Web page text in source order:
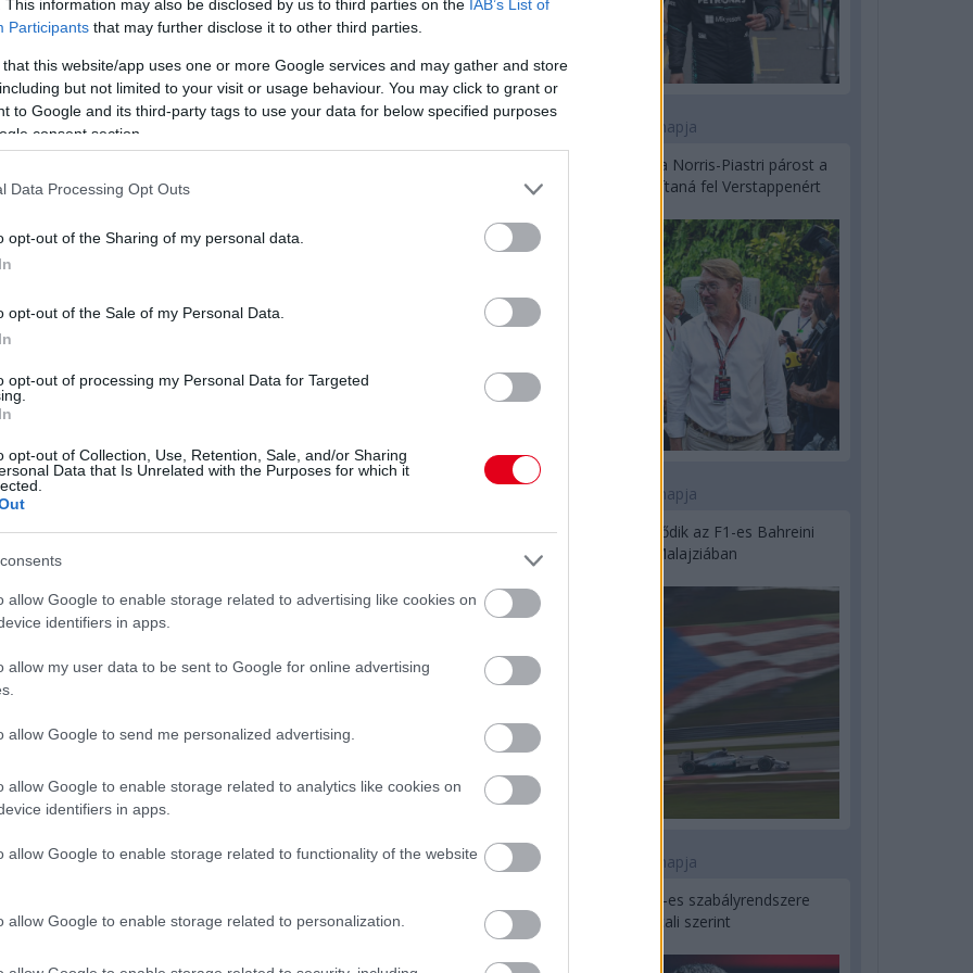
This information may also be disclosed by us to third parties on the IAB’s List of
Participants that may further disclose it to other third parties.
that this website/app uses one or more Google services and may gather and store
but not limited to your visit or usage behaviour. You may click to grant or
to Google and its third-party tags to use your data for below specified purposes
consent section.
Data Processing Opt Outs
opt-out of the Sharing of my personal data.
opt-out of the Sale of my Personal Data.
opt-out of processing my Personal Data for Targeted
opt-out of Collection, Use, Retention, Sale, and/or Sharing
Data that Is Unrelated with the Purposes for which it
allow Google to enable storage related to advertising like cookies on
identifiers in apps.
allow my user data to be sent to Google for online advertising
allow Google to send me personalized advertising.
allow Google to enable storage related to analytics like cookies on
identifiers in apps.
allow Google to enable storage related to functionality of the website
allow Google to enable storage related to personalization.
összecsapásátaz F1-es Kanadai Nagydíj
a Mercedes csapatvezetője, hogy
a jövőre vonatkozóan megvitathassák,
és Kimi Antonelli csatái miatt tudott
leszögezte, hogy pontosan az is a céljuk
legyenek ahhoz, hogy lecsapjanak a
hámozta át magát Lewis Hamiltonon:
itt olvasható.
csapattársa, Charles Leclerc viszont
1 napja
Hakkinen megtartaná a Norris-Piastri párost a
McLarennél, nem borítaná fel Verstappenért
2 napja
Megvan, mikor kezdődik az F1-es Bahreini
Nagydíj Malajziában
3 napja
Ilyen lehet a jövő F1-es szabályrendszere
Domenicali szerint